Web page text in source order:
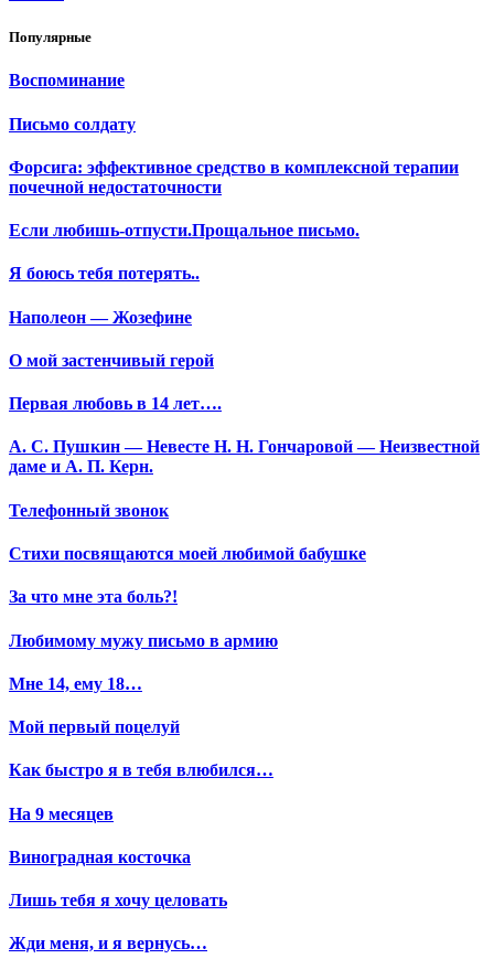
Популярные
Воспоминание
Письмо солдату
Форсига: эффективное средство в комплексной терапии
почечной недостаточности
Если любишь-отпусти.Прощальное письмо.
Я боюсь тебя потерять..
Наполеон — Жозефине
О мой застенчивый герой
Первая любовь в 14 лет….
А. С. Пушкин — Невесте Н. Н. Гончаровой — Неизвестной
даме и А. П. Керн.
Телефонный звонок
Стихи посвящаются моей любимой бабушке
За что мне эта боль?!
Любимому мужу письмо в армию
Мне 14, ему 18…
Мой первый поцелуй
Как быстро я в тебя влюбился…
На 9 месяцев
Виноградная косточка
Лишь тебя я хочу целовать
Жди меня, и я вернусь…